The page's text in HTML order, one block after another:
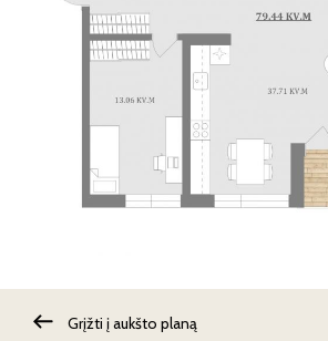
Grįžti į aukšto planą